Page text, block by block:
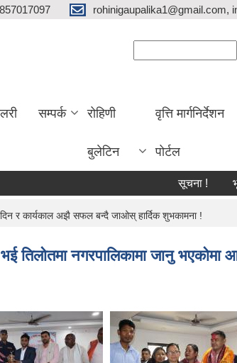
rohinigaupalika1@gmail.com,
सम्पर्क रोहिणी
बुलेटिन
वृत्ति मार्गनिर्देशन
पोर्टल
भूमि
दिन र कार्यकाल अझै सफल बन्दै जाओस् हार्दिक शुभकामना !
तिलोतमा नगरपालिकामा जानु भएकोमा